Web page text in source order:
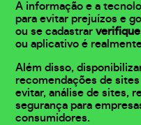
A informação e a
para evitar prejuízos e
ou se cadastrar
ou aplicativo é
Além disso,
recomendações de
evitar, análise de sites,
segurança para
consumidores.